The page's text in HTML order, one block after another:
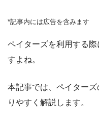
*記事内には広告を含みます
ペイターズを利用する
すよね。
本記事では、ペイター
りやすく解説します。